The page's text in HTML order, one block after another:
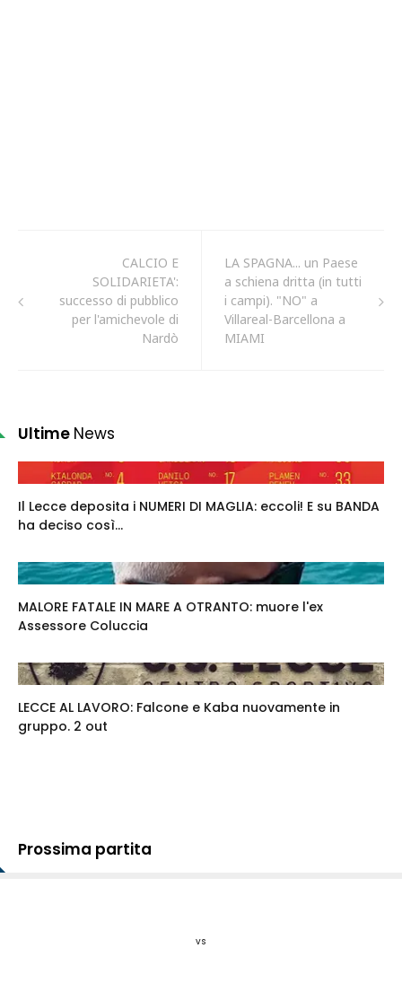
CALCIO E
SOLIDARIETA':
successo di pubblico
per l'amichevole di
Nardò
LA SPAGNA... un Paese
a schiena dritta (in tutti
i campi). "NO" a
Villareal-Barcellona a
MIAMI
Ultime News
Il Lecce deposita i NUMERI DI MAGLIA: eccoli! E su BANDA
ha deciso così...
MALORE FATALE IN MARE A OTRANTO: muore l'ex
Assessore Coluccia
LECCE AL LAVORO: Falcone e Kaba nuovamente in
gruppo. 2 out
Prossima partita
vs